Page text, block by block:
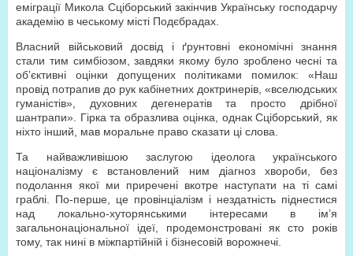
еміграції Микола Сціборський закінчив Українську господарчу
академію в чеському місті Подєбрадах.
Власний військовий досвід і ґрунтовні економічні знання
стали тим симбіозом, завдяки якому було зроблено чесні та
об’єктивні оцінки допущених політиками помилок: «Наш
провід потрапив до рук кабінетних доктринерів, «вселюдських
гуманістів», духовних дегенератів та просто дрібної
шантрапи». Гірка та образлива оцінка, однак Сціборський, як
ніхто інший, мав моральне право сказати ці слова.
Та найважливішою заслугою ідеолога українського
націоналізму є встановлений ним діагноз хвороби, без
подолання якої ми приречені вкотре наступати на ті самі
граблі. По-перше, це провінціалізм і нездатність піднестися
над локально-хуторянськими інтересами в ім’я
загальнонаціональної ідеї, продемонстровані як сто років
тому, так нині в міжпартійній і бізнесовій ворожнечі.